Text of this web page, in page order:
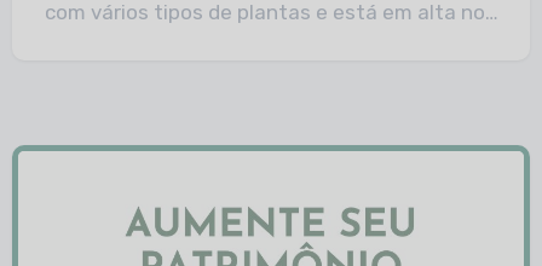
com vários tipos de plantas e está em alta no…